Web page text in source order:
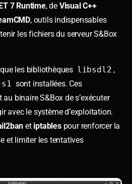
7 Runtime, de Visual C++
, outils indispensables
les fichiers du serveur S&Box
les bibliothèques libsdl2 ,
sont installées. Ces
binaire S&Box de s’exécuter
avec le système d’exploitation.
et iptablespour renforcer la
et limiter les tentatives